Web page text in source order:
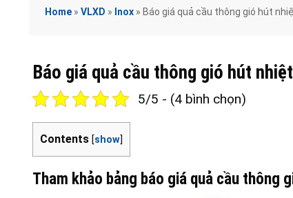
Home » VLXD » Inox » Báo giá quả cầu thông gió hút
Báo giá quả cầu thông gió hút
5/5 - (4 bình chọn)
Contents [show]
Tham khảo bảng báo giá quả cầu thông